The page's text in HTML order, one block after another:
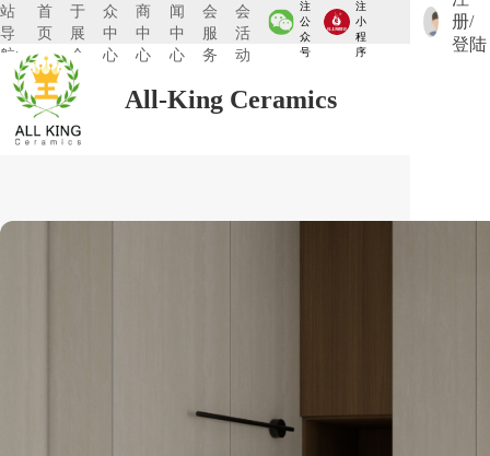
站
导
航:
首
页
于
展
会
众
中
心
商
中
心
闻
中
心
会
服
务
会
活
动
注
公
众
号
注
小
程
序
册/
登陆
All-King Ceramics